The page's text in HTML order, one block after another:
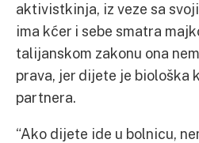
aktivistkinja, iz veze sa
ima kćer i sebe smatra
talijanskom zakonu ona
prava, jer dijete je biološka
partnera.
“Ako dijete ide u bolnicu,